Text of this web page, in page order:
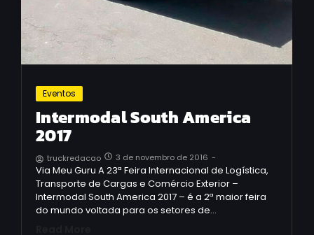
Eventos
Intermodal South America
2017
truckredacao 3 de novembro de 2016 -
Via Meu Guru A 23ª Feira Internacional de Logística,
Transporte de Cargas e Comércio Exterior –
Intermodal South America 2017 – é a 2ª maior feira
do mundo voltada para os setores de…